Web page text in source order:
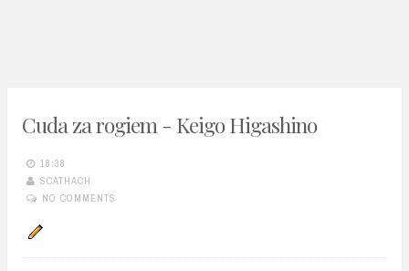
Cuda za rogiem - Keigo Higashino
18:38
SCATHACH
NO COMMENTS